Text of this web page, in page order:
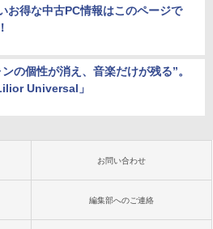
お得な中古PC情報はこのページで
の個性が消え、音楽だけが残る”。
Universal」
お問い合わせ
編集部へのご連絡